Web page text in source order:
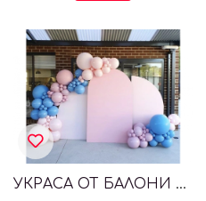
УКРАСА ОТ БАЛОНИ ЗА РОЖДЕН ДЕН